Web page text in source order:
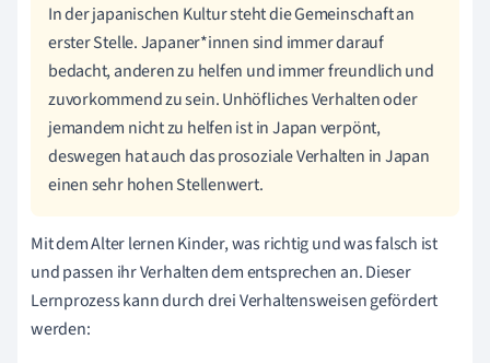
In der japanischen Kultur steht die Gemeinschaft an
erster Stelle. Japaner*innen sind immer darauf
bedacht, anderen zu helfen und immer freundlich und
zuvorkommend zu sein. Unhöfliches Verhalten oder
jemandem nicht zu helfen ist in Japan verpönt,
deswegen hat auch das prosoziale Verhalten in Japan
einen sehr hohen Stellenwert.
Mit dem Alter lernen Kinder, was richtig und was falsch ist
und passen ihr Verhalten dem entsprechen an. Dieser
Lernprozess kann durch drei Verhaltensweisen gefördert
werden: